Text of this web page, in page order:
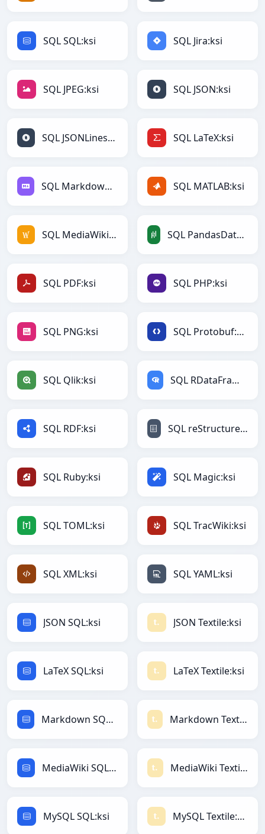
SQL SQL:ksi SQL Jira:ksi
SQL JPEG:ksi SQL JSON:ksi
SQL JSONLines:ksi SQL LaTeX:ksi
SQL Markdown:ksi SQL MATLAB:ksi
SQL MediaWiki:ksi SQL PandasDataFrame:ksi
SQL PDF:ksi SQL PHP:ksi
SQL PNG:ksi SQL Protobuf:ksi
SQL Qlik:ksi SQL RDataFrame:ksi
SQL RDF:ksi SQL reStructuredText:ksi
SQL Ruby:ksi SQL Magic:ksi
SQL TOML:ksi SQL TracWiki:ksi
SQL XML:ksi SQL YAML:ksi
JSON SQL:ksi JSON Textile:ksi
LaTeX SQL:ksi LaTeX Textile:ksi
Markdown SQL:ksi Markdown Textile:ksi
MediaWiki SQL:ksi MediaWiki Textile:ksi
MySQL SQL:ksi MySQL Textile:ksi